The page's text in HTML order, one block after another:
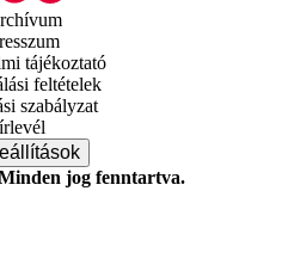
tájékoztató
feltételek
szabályzat
jog fenntartva.